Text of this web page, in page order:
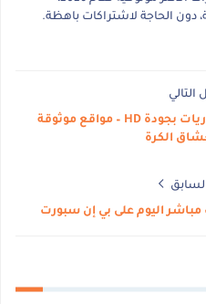
دون الحاجة لاشتراكات باهظة.
التالي
بدائل يلا شوت لمشاهدة المباريات بجودة HD – مواقع موثوقة
الكرة
مباشر اليوم على بي إن سبورت